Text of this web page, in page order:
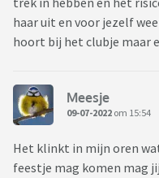
haar uit en voor jezelf
hoort bij het clubje maar
Meesje
09-07-2022 om 15:54
Het klinkt in mijn oren
feestje mag komen mag